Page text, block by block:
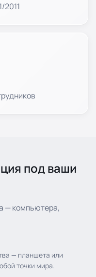
2011
под ваши
— компьютера,
— планшета или
точки мира.